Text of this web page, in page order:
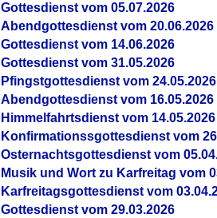
Gottesdienst vom 05.07.2026
Abendgottesdienst vom 20.06.2026
Gottesdienst vom 14.06.2026
Gottesdienst vom 31.05.2026
Pfingstgottesdienst vom 24.05.2026
Abendgottesdienst vom 16.05.2026
Himmelfahrtsdienst vom 14.05.2026
Konfirmationssgottesdienst vom
Osternachtsgottesdienst vom
Musik und Wort zu Karfreitag vom
Karfreitagsgottesdienst vom
Gottesdienst vom 29.03.2026